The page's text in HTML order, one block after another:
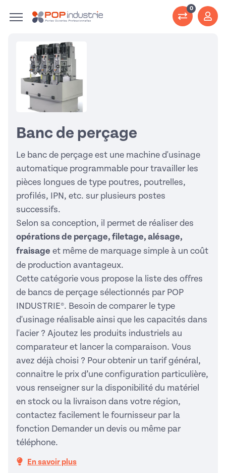
0
Banc de perçage
Le banc de perçage est une machine d'usinage
automatique programmable pour travailler les
pièces longues de type poutres, poutrelles,
profilés, IPN, etc. sur plusieurs postes
successifs.
Selon sa conception, il permet de réaliser des
opérations de perçage, filetage, alésage,
fraisage et même de marquage simple à un coût
de production avantageux.
Cette catégorie vous propose la liste des offres
de bancs de perçage sélectionnés par POP
INDUSTRIE®. Besoin de comparer le type
d'usinage réalisable ainsi que les capacités dans
l'acier ? Ajoutez les produits industriels au
comparateur et lancer la comparaison. Vous
avez déjà choisi ? Pour obtenir un tarif général,
connaitre le prix d’une configuration particulière,
vous renseigner sur la disponibilité du matériel
en stock ou la livraison dans votre région,
contactez facilement le fournisseur par la
fonction Demander un devis ou même par
téléphone.
En savoir plus